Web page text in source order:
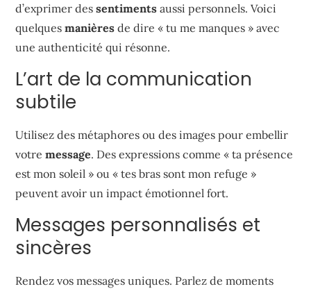
d’exprimer dessentiments aussi personnels. Voici
quelquesmanières de dire « tu me manques » avec
une authenticité qui résonne.
L’art de la communication
subtile
Utilisez des métaphores ou des images pour embellir
votremessage. Des expressions comme « ta présence
est mon soleil » ou « tes bras sont mon refuge »
peuvent avoir un impact émotionnel fort.
Messages personnalisés et
sincères
Rendez vos messages uniques. Parlez de moments